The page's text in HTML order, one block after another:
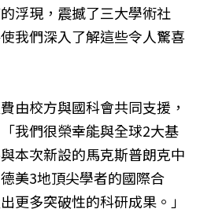
浮現，震撼了三大學術社
我們深入了解這些令人驚喜
由校方與國科會共同支援，
我們很榮幸能與全球2大基
本次新設的馬克斯普朗克中
美3地頂尖學者的國際合
更多突破性的科研成果。」